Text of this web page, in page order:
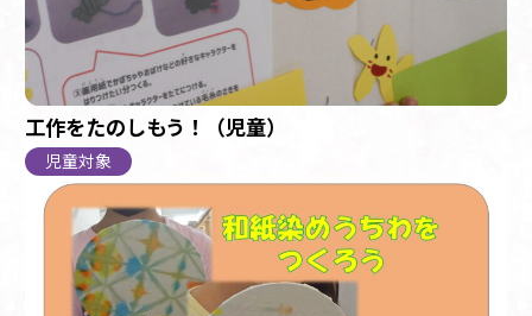
工作をたのしもう！（児童）
児童対象